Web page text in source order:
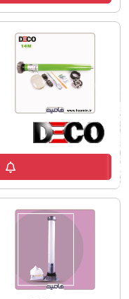
فیلترهای لیست محصولات